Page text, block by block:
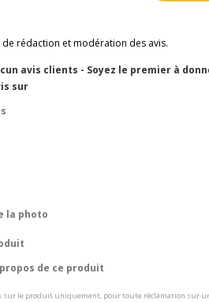
de rédaction et modération des avis.
avis clients - Soyez le premier à
sur
la photo
de ce produit
sur le produit uniquement, pour toute réclamation sur